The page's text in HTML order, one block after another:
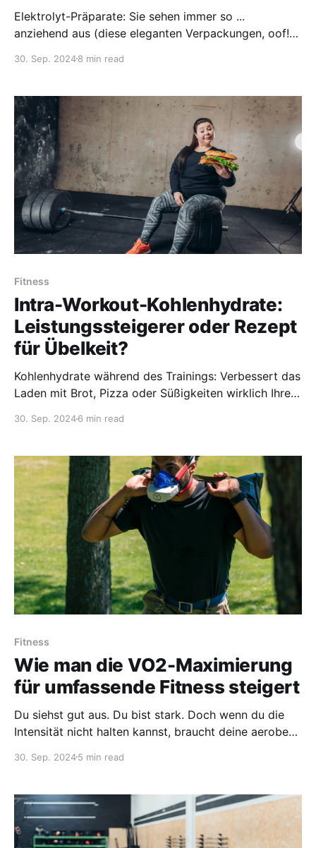
Elektrolyt-Präparate: Sie sehen immer so ...
anziehend aus (diese eleganten Verpackungen, oof!)
finden es heraus.
30. Sep. 20248 min read
Fitness
Intra-Workout-Kohlenhydrate:
Leistungssteigerer oder Rezept
für Übelkeit?
Kohlenhydrate während des Trainings: Verbessert das
Laden mit Brot, Pizza oder Süßigkeiten wirklich Ihre
kohlenhydratreiche Lüge?
30. Sep. 20246 min read
Fitness
Wie man die VO2-Maximierung
für umfassende Fitness steigert
Du siehst gut aus. Du bist stark. Doch wenn du die
Intensität nicht halten kannst, braucht deine aerobe
max zu steigern.
30. Sep. 20245 min read